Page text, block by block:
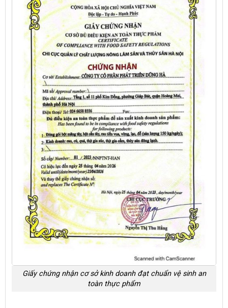
Giấy chứng nhận cơ sở kinh doanh đạt chuẩn vệ sinh an
toàn thực phẩm